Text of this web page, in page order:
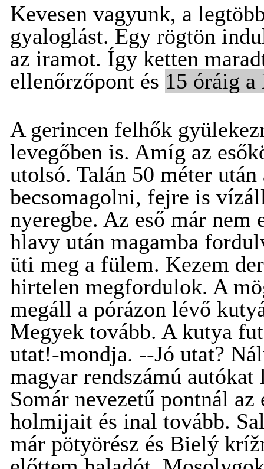
Kevesen vagyunk, a
gyaloglást. Egy rögtön
az iramot. Így ketten
ellenőrzőpont és 15 óráig
A gerincen felhők
levegőben is. Amíg az
utolsó. Talán 50 méter
becsomagolni, fejre is
nyeregbe. Az eső már nem
hlavy után magamba
üti meg a fülem. Kezem
hirtelen megfordulok. A
megáll a pórázon lévő
Megyek tovább. A kutya
utat!-mondja. --Jó utat?
magyar rendszámú
Somár nevezetű pontnál
holmijait és inal tovább.
már pötyörész és Bielý